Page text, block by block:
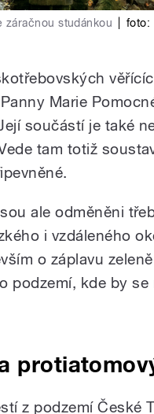
záračnou studánkou foto:
Marie
součástí je také
tam totiž
ale odměněni
i vzdáleného
o záplavu
podzemí, kde by
z podzemí České